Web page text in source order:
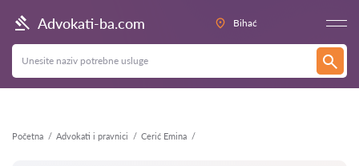
Advokati-ba.com Bihać
Početna Advokati i pravnici Cerić Emina
Nazad